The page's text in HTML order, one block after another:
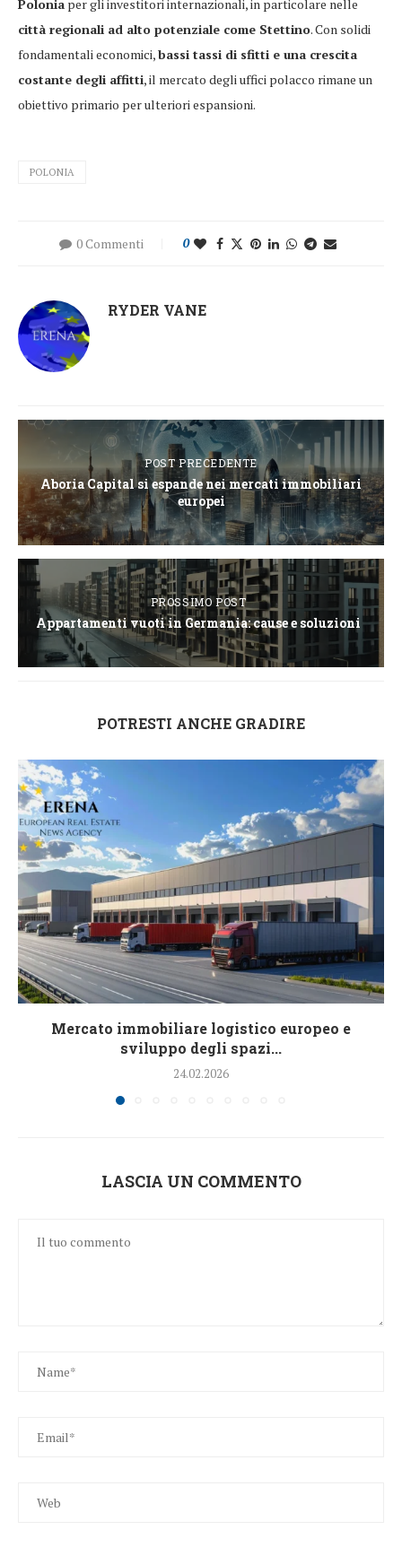
Polonia per gli investitori internazionali, in particolare nelle
città regionali ad alto potenziale come Stettino. Con solidi
fondamentali economici,bassi tassi di sfitti e una crescita
costante degli affitti, il mercato degli uffici polacco rimane un
obiettivo primario per ulteriori espansioni.
POLONIA
0 Commenti 0
RYDER VANE
POST PRECEDENTE
Aboria Capital si espande nei mercati immobiliari
europei
PROSSIMO POST
Appartamenti vuoti in Germania: cause e soluzioni
POTRESTI ANCHE GRADIRE
Mercato immobiliare logistico europeo e
sviluppo degli spazi...
24.02.2026
LASCIA UN COMMENTO